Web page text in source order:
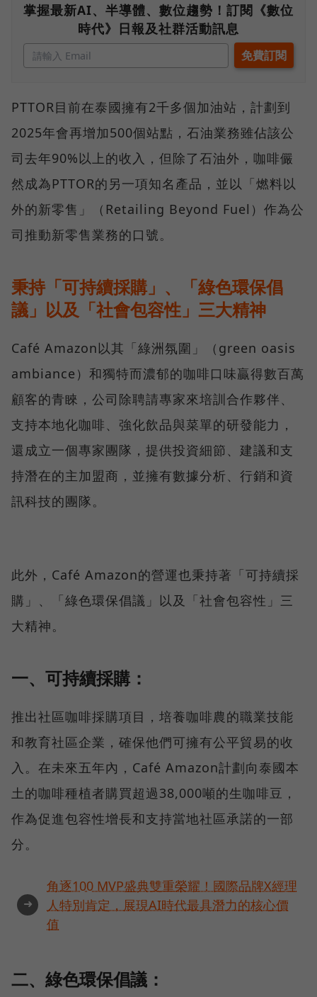
掌握最新AI、半導體、數位趨勢！訂閱《數位
時代》日報及社群活動訊息
PTTOR目前在泰國擁有2千多個加油站，計劃到
2025年會再增加500個站點，石油業務雖佔該公
司去年90%以上的收入，但除了石油外，咖啡儼
然成為PTTOR的另一項知名產品，並以「燃料以
外的新零售」（Retailing Beyond Fuel）作為公
司推動新零售業務的口號。
秉持「可持續採購」、「綠色環保倡
議」以及「社會包容性」三大精神
Café Amazon以其「綠洲氛圍」（green oasis
ambiance）和獨特而濃郁的咖啡口味贏得數百萬
顧客的青睞，公司除聘請專家來培訓合作夥伴、
支持本地化咖啡、強化飲品與菜單的研發能力，
還成立一個專家團隊，提供投資細節、建議和支
持潛在的主加盟商，並擁有數據分析、行銷和資
訊科技的團隊。
此外，Café Amazon的營運也秉持著「可持續採
購」、「綠色環保倡議」以及「社會包容性」三
大精神。
一、可持續採購：
推出社區咖啡採購項目，培養咖啡農的職業技能
和教育社區企業，確保他們可擁有公平貿易的收
入。在未來五年內，Café Amazon計劃向泰國本
土的咖啡種植者購買超過38,000噸的生咖啡豆，
作為促進包容性增長和支持當地社區承諾的一部
分。
➜
角逐100 MVP盛典雙重榮耀！國際品牌X經理
人特別肯定，展現AI時代最具潛力的核心價
值
二、綠色環保倡議：